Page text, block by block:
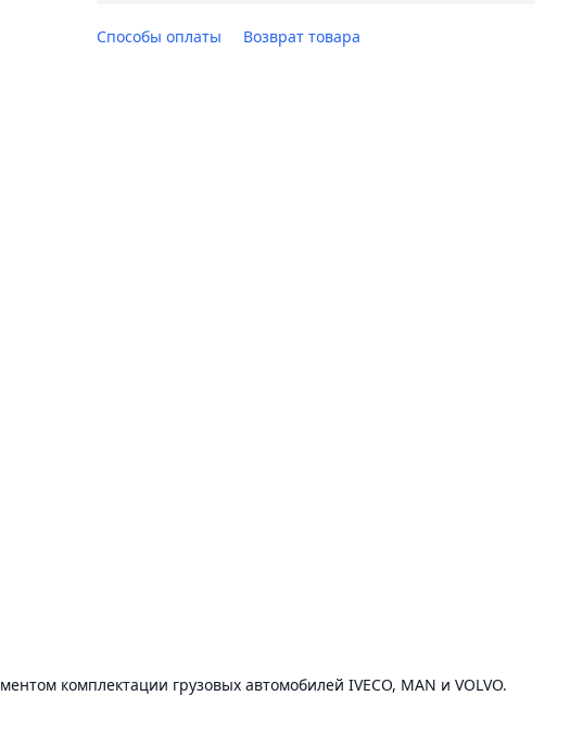
Способы оплаты Возврат товара
комплектации грузовых автомобилей IVECO, MAN и VOLVO.